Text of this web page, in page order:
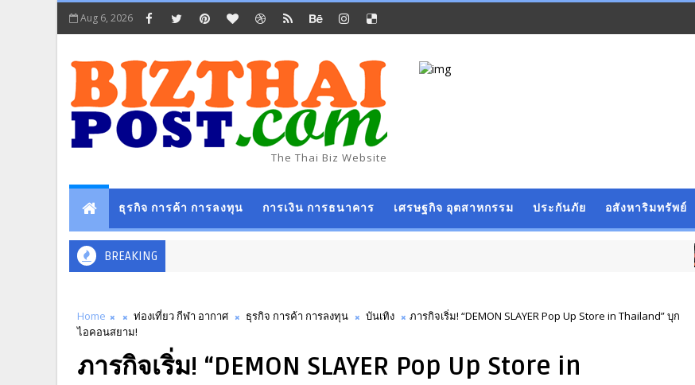
Aug 6, 2026
The Thai Biz Website
ธุรกิจ การค้า การลงทุน การเงิน การธนาคาร เศรษฐกิจ อุตสาหกรรม ประกันภัย อสังหาริมทรัพย์
BREAKING การเงิน การธ
Home ท่องเที่ยว กีฬา อากาศ ธุรกิจ การค้า การลงทุน บันเทิง
ภารกิจเริ่ม! “DEMON SLAYER Pop Up Store in Thailand” บุก
ไอคอนสยาม!​
ภารกิจเริ่ม! “DEMON SLAYER Pop Up Store in